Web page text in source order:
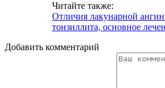
Читайте также:
Отличия лакунарной
тонзиллита, основное
Добавить комментарий